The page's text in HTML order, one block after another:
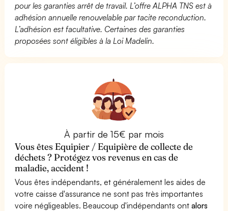
pour les garanties arrêt de travail. L’offre ALPHA TNS est à
adhésion annuelle renouvelable par tacite reconduction.
L’adhésion est facultative. Certaines des garanties
proposées sont éligibles à la Loi Madelin.
À partir de 15€ par mois
Vous êtes Equipier / Equipière de collecte de
déchets ? Protégez vos revenus en cas de
maladie, accident !
Vous êtes indépendants, et généralement les aides de
votre caisse d'assurance ne sont pas très importantes
voire négligeables. Beaucoup d'indépendants ontalors